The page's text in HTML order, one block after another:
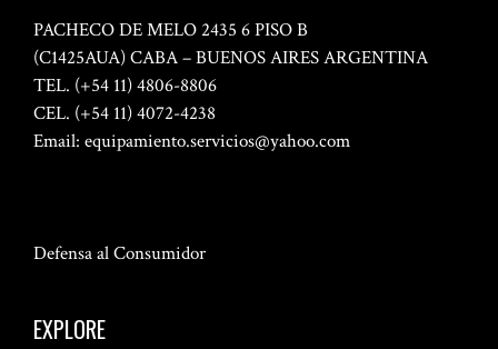
PACHECO DE MELO 2435 6 PISO B
(C1425AUA) CABA – BUENOS AIRES ARGENTINA
TEL. (+54 11) 4806-8806
CEL. (+54 11) 4072-4238
Email: equipamiento.servicios@yahoo.com
Defensa al Consumidor
EXPLORE